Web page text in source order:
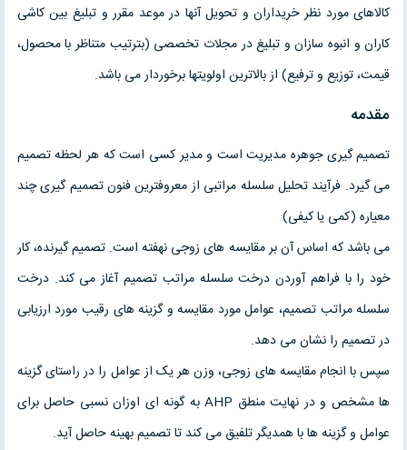
کالاهای مورد نظر خریداران و تحویل آنها در موعد مقرر و تبلیغ بین کاشی
کاران و انبوه سازان و تبلیغ در مجلات تخصصی (بترتیب متناظر با محصول،
قیمت، توزیع و ترفیع) از بالاترین اولویتها برخوردار می باشد.
مقدمه
تصمیم گیری جوهره مدیریت است و مدیر کسی است که هر لحظه تصمیم
می گیرد. فرآیند تحلیل سلسله مراتبی از معروفترین فنون تصمیم گیری چند
معیاره (کمی یا کیفی)
می باشد که اساس آن بر مقایسه های زوجی نهفته است. تصمیم گیرنده، کار
خود را با فراهم آوردن درخت سلسله مراتب تصمیم آغاز می کند. درخت
سلسله مراتب تصمیم، عوامل مورد مقایسه و گزینه های رقیب مورد ارزیابی
در تصمیم را نشان می دهد.
سپس با انجام مقایسه های زوجی، وزن هر یک از عوامل را در راستای گزینه
ها مشخص و در نهایت منطق AHP به گونه ای اوزان نسبی حاصل برای
عوامل و گزینه ها با همدیگر تلفیق می کند تا تصمیم بهینه حاصل آید.